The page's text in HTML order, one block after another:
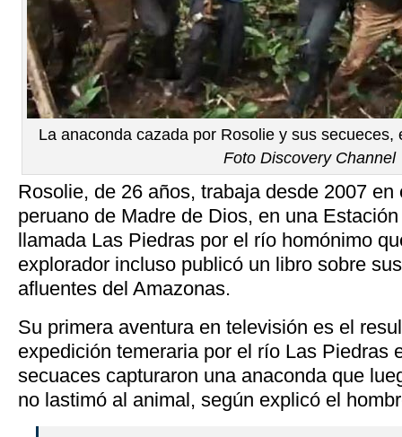
La anaconda cazada por Rosolie y sus
Foto Discovery Channel
Rosolie, de 26 años, trabaja desde 2007 en
peruano de Madre de Dios, en una
llamada Las Piedras por el río homónimo
explorador incluso publicó un libro sobre
afluentes del Amazonas.
Su primera aventura en televisión es el
expedición temeraria por el río Las Piedras
secuaces capturaron una anaconda que
no lastimó al animal, según explicó el